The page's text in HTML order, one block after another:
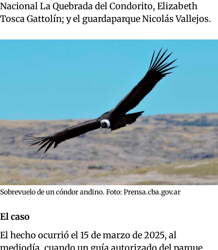
Nacional La Quebrada del Condorito, Elizabeth
Tosca Gattolín; y el guardaparque Nicolás Vallejos.
Sobrevuelo de un cóndor andino. Foto: Prensa.cba.gov.ar
El caso
El hecho ocurrió el 15 de marzo de 2025, al
mediodía, cuando un guía autorizado del parque